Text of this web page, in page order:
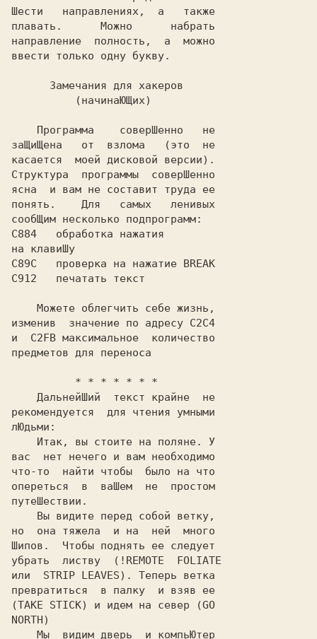
Шести   направлениях,  а   также
плавать.      Можно      набрать
направление  полность,  а  можно
ввести только одну букву.
заЩиЩена   от  взлома   (это  не
касается  моей дисковой версии).
Структура  программы  соверШенно
ясна  и вам не составит труда ее
понять.    Для   самых   ленивых
сообЩим несколько подпрограмм:
C884   обработка нажатия
на клавиШу
C89C   проверка на нажатие BREAK
C912   печатать текст
изменив  значение по адресу C2C4
и  C2FB максимальное  количество
предметов для переноса
рекомендуется  для чтения умными
лЮдьми:
вас  нет нечего и вам необходимо
что-то  найти чтобы  было на что
опереться  в  ваШем  не  простом
путеШествии.
но  она тяжела  и на  ней  много
Шипов.  Чтобы поднять ее следует
убрать  листву  (!REMOTE  FOLIATE
или  STRIP LEAVES). Теперь ветка
превратиться  в палку  и взяв ее
(TAKE STICK) и идем на север (GO
NORTH)